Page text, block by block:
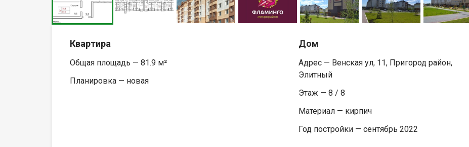
Квартира
Общая площадь — 81.9 м²
Планировка — новая
Дом
Адрес — Венская ул, 11, Пригород район,
Элитный
Этаж — 8 / 8
Материал — кирпич
Год постройки — сентябрь 2022